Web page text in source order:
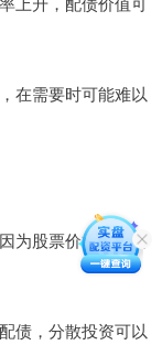
在需要时可能难以
为股票价格上涨需
债，分散投资可以